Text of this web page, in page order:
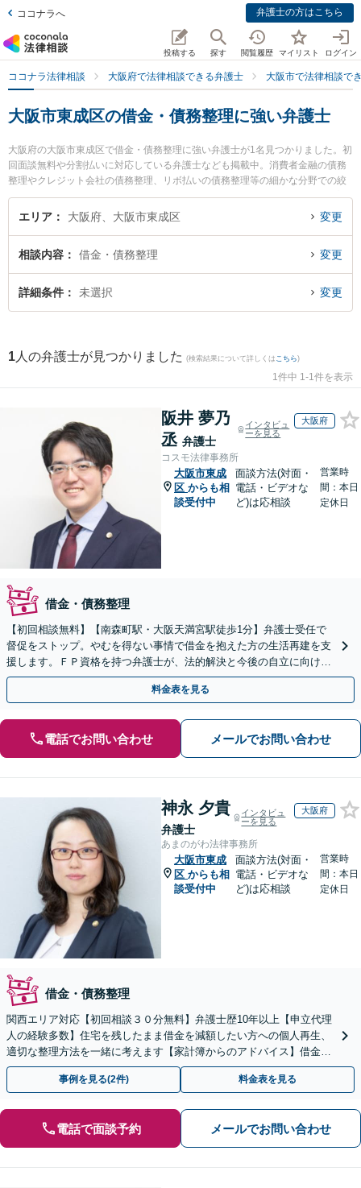
ココナラへ 弁護士の方はこちら
投稿する 探す 閲覧履歴 マイリスト ログイン
ココナラ法律相談 大阪府で法律相談できる弁護士 大阪市で法律相談で
大阪市東成区の借金・債務整理に強い弁護士
大阪府の大阪市東成区で借金・債務整理に強い弁護士が1名見つかりました。初
回面談無料や分割払いに対応している弁護士なども掲載中。消費者金融の債務
整理やクレジット会社の債務整理、リボ払いの債務整理等の細かな分野での絞
り込み検索もでき便利です。特に弁護士法人ももとせの山田 貴弘弁護士のプロ
フィール情報や弁護士費用、強みなどが注目されています。『大阪市東成区で
い』『初回相談無料で借金・債務整理を法律相談できる大阪市東成区内の弁護
士に相談予約したい』などでお困りの相談者さんにおすすめです。
エリア 大阪府、大阪市東成区 変更
相談内容 借金・債務整理 変更
詳細条件 未選択 変更
1 人の弁護士が見つかりました (検索結果について詳しくは こちら)
1件中 1-1件を表示
阪井 夢乃
丞 弁護士
インタビュ
ーを見る
大阪府
コスモ法律事務所
大阪市東成
区 からも相
談受付中
面談方法(対面・
電話・ビデオな
ど)は応相談
営業時
間：本日
定休日
借金・債務整理
【初回相談無料】【南森町駅・大阪天満宮駅徒歩1分】弁護士受任で
督促をストップ。やむを得ない事情で借金を抱えた方の生活再建を支
援します。ＦＰ資格を持つ弁護士が、法的解決と今後の自立に向けた
アドバイスで根本解決へ導きます。
料金表を見る
電話でお問い合わせ メールでお問い合わせ
神永 夕貴
弁護士
インタビュ
ーを見る
大阪府
あまのがわ法律事務所
大阪市東成
区 からも相
談受付中
面談方法(対面・
電話・ビデオな
ど)は応相談
営業時
間：本日
定休日
借金・債務整理
関西エリア対応【初回相談３０分無料】弁護士歴10年以上【申立代理
人の経験多数】住宅を残したまま借金を減額したい方への個人再生、
適切な整理方法を一緒に考えます【家計簿からのアドバイス】借金を
繰り返さない生活再建を目指しましょう。
事例を見る(2件) 料金表を見る
電話で面談予約 メールでお問い合わせ